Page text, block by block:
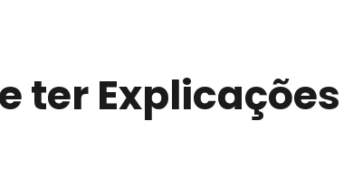
ter Explicações